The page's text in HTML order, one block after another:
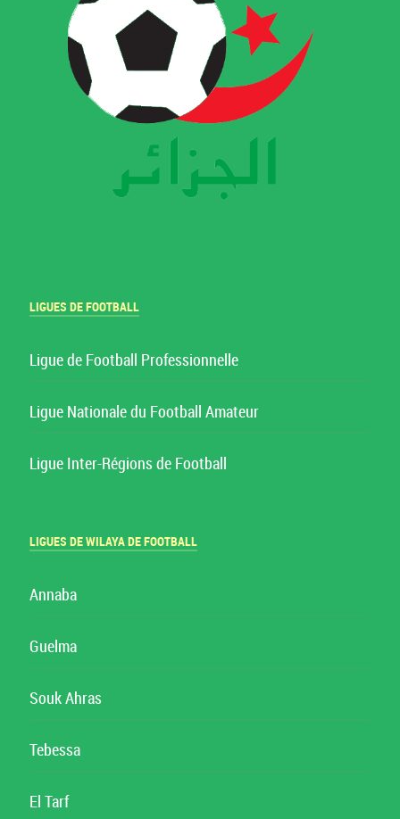
LIGUES DE FOOTBALL
Ligue de Football Professionnelle
Ligue Nationale du Football Amateur
Ligue Inter-Régions de Football
LIGUES DE WILAYA DE FOOTBALL
Annaba
Guelma
Souk Ahras
Tebessa
El Tarf